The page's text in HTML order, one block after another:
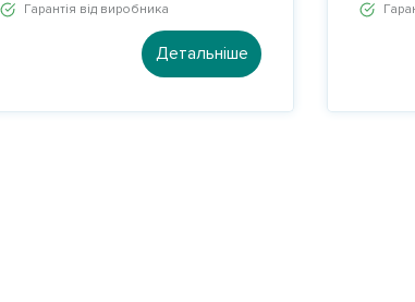
Гарантія від виробника
Детальніше